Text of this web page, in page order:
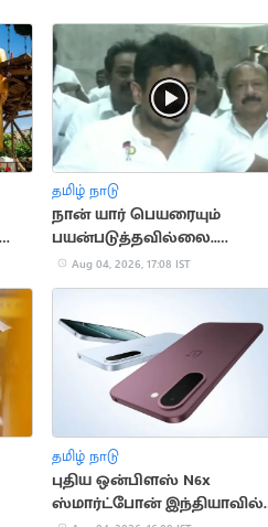
தமிழ் நாடு
நான் யார் பெயரையும்
பயன்படுத்தவில்லை..
உதயநிதி ஸ்டாலின்
Aug 04, 2026, 17:08 IST
தமிழ் நாடு
புதிய ஒன்பிளஸ் N6x
ஸ்மார்ட்போன் இந்தியாவில்